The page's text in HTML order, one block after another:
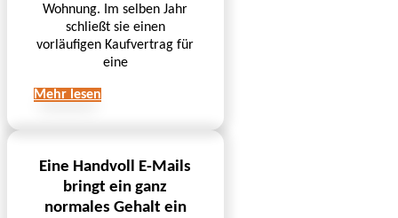
Wohnung. Im selben Jahr
schließt sie einen
vorläufigen Kaufvertrag für
eine
Mehr lesen
Eine Handvoll E-Mails
bringt ein ganz
normales Gehalt ein